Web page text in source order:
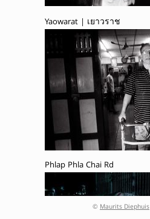
Yaowarat | เยาวราช
Phlap Phla Chai Rd
© Maurits Diephuis